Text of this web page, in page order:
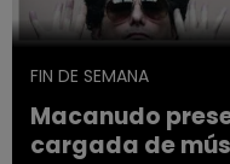
FIN DE SEMANA
Macanudo
cargada de